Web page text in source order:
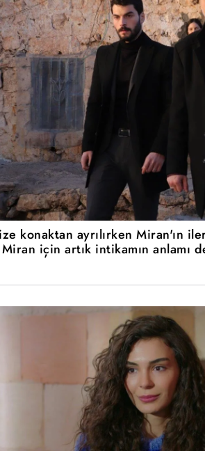
konaktan ayrılırken Miran'ın
için artık intikamın anlamı